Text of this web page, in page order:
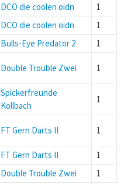
DCO die coolen oidn
1
DCO die coolen oidn
1
Bulls-Eye Predator 2 1
Double Trouble Zwei 1
Spickerfreunde
Kollbach
1
FT Gern Darts II 1
FT Gern Darts II
1
Double Trouble Zwei
1